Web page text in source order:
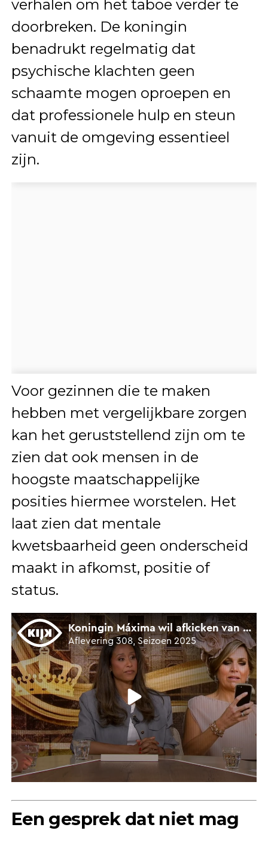
verhalen om het taboe verder te
doorbreken. De koningin
benadrukt regelmatig dat
psychische klachten geen
schaamte mogen oproepen en
dat professionele hulp en steun
vanuit de omgeving essentieel
zijn.
Voor gezinnen die te maken
hebben met vergelijkbare zorgen
kan het geruststellend zijn om te
zien dat ook mensen in de
hoogste maatschappelijke
posities hiermee worstelen. Het
laat zien dat mentale
kwetsbaarheid geen onderscheid
maakt in afkomst, positie of
status.
Een gesprek dat niet mag